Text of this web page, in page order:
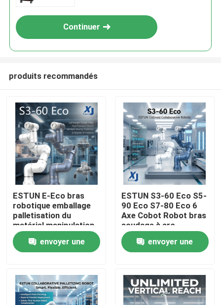
À la maison
Vidéos
Continuer
produits recommandés
ESTUN E-Eco bras
robotique emballage
palletisation du
matériel manipulation
robot collaboratif
avec OnRobot Grriper
envoyer une
ESTUN S3-60 Eco S5-
90 Eco S7-80 Eco 6
Axe Cobot Robot bras
soudage à arc
collaboratif robot
CNGBS positionneur
de soudage
envoyer une